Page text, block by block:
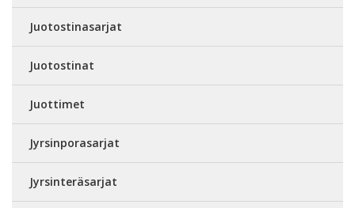
Juotostinasarjat
Juotostinat
Juottimet
Jyrsinporasarjat
Jyrsinteräsarjat